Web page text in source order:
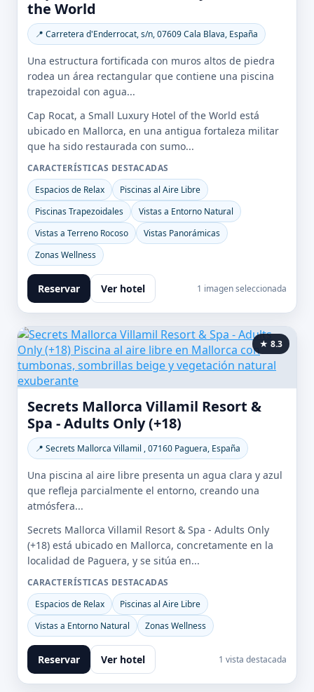
the World
📍 Carretera d'Enderrocat, s/n, 07609 Cala Blava, España
Una estructura fortificada con muros altos de piedra
rodea un área rectangular que contiene una piscina
trapezoidal con agua...
Cap Rocat, a Small Luxury Hotel of the World está
ubicado en Mallorca, en una antigua fortaleza militar
que ha sido restaurada con sumo...
CARACTERÍSTICAS DESTACADAS
Espacios de Relax
Piscinas al Aire Libre
Piscinas Trapezoidales
Vistas a Entorno Natural
Vistas a Terreno Rocoso
Vistas Panorámicas
Zonas Wellness
Reservar Ver hotel 1 imagen seleccionada
★ 8.3
Secrets Mallorca Villamil Resort &
Spa - Adults Only (+18)
📍 Secrets Mallorca Villamil , 07160 Paguera, España
Una piscina al aire libre presenta un agua clara y azul
que refleja parcialmente el entorno, creando una
atmósfera...
Secrets Mallorca Villamil Resort & Spa - Adults Only
(+18) está ubicado en Mallorca, concretamente en la
localidad de Paguera, y se sitúa en...
CARACTERÍSTICAS DESTACADAS
Espacios de Relax
Piscinas al Aire Libre
Vistas a Entorno Natural
Zonas Wellness
Reservar Ver hotel 1 vista destacada